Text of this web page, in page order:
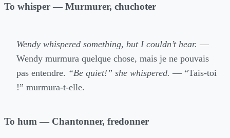
To whisper — Murmurer, chuchoter
Wendy whispered something, but I couldn’t hear. —
Wendy murmura quelque chose, mais je ne pouvais
pas entendre. “Be quiet!” she whispered. — “Tais-toi
!” murmura-t-elle.
To hum — Chantonner, fredonner